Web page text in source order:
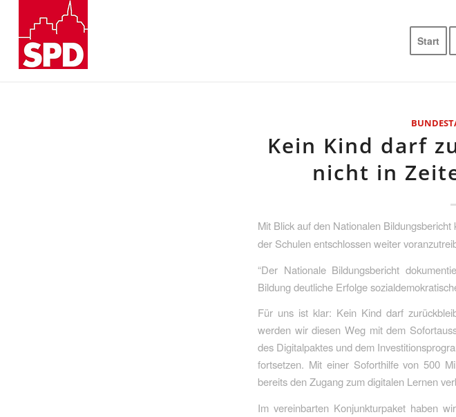
Start
Kein Kind darf
nicht in
Mit Blick auf den Nationalen Bildungsbericht
der Schulen entschlossen weiter
“Der Nationale Bildungsbericht
Bildung deutliche Erfolge
Für uns ist klar: Kein Kind darf
werden wir diesen Weg mit dem
des Digitalpaktes und dem
fortsetzen. Mit einer Soforthilfe von 500
bereits den Zugang zum digitalen Lernen
Im vereinbarten Konjunkturpaket haben